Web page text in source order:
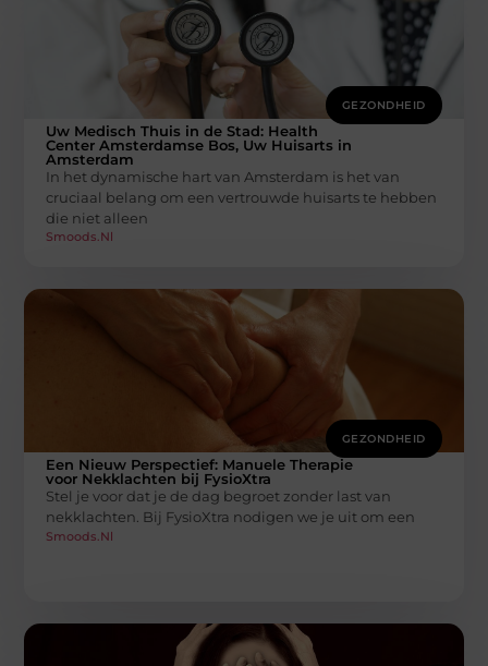
GEZONDHEID
Uw Medisch Thuis in de Stad: Health
Center Amsterdamse Bos, Uw Huisarts in
Amsterdam
In het dynamische hart van Amsterdam is het van
cruciaal belang om een vertrouwde huisarts te hebben
die niet alleen
Smoods.nl
GEZONDHEID
Een Nieuw Perspectief: Manuele Therapie
voor Nekklachten bij FysioXtra
Stel je voor dat je de dag begroet zonder last van
nekklachten. Bij FysioXtra nodigen we je uit om een
Smoods.nl